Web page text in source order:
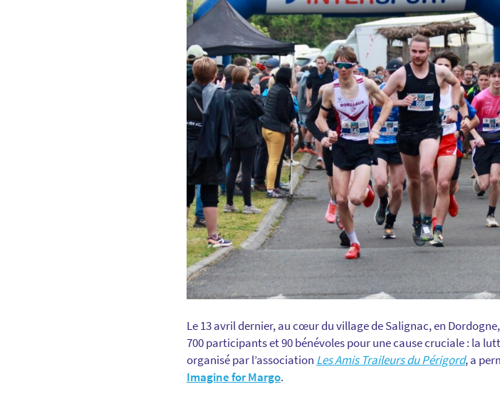
Le 13 avril dernier, au cœur du village de Salignac, en
700 participants et 90 bénévoles pour une cause cruciale : la
organisé par l’association Les Amis Traileurs du Périgord, a
Imagine for Margo.